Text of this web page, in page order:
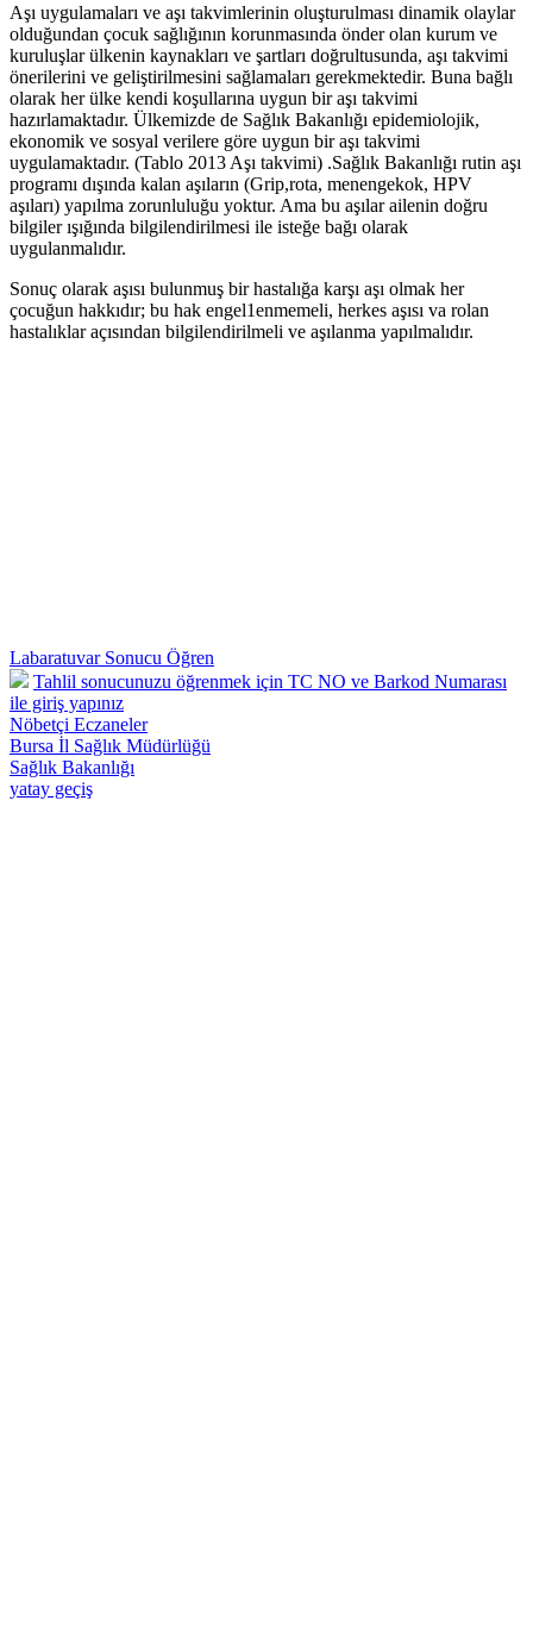
Aşı uygulamaları ve aşı takvimlerinin oluşturulması dinamik olaylar
olduğundan çocuk sağlığının korunmasında önder olan kurum ve
kuruluşlar ülkenin kaynakları ve şartları doğrultusunda, aşı takvimi
önerilerini ve geliştirilmesini sağlamaları gerekmektedir. Buna bağlı
olarak her ülke kendi koşullarına uygun bir aşı takvimi
hazırlamaktadır. Ülkemizde de Sağlık Bakanlığı epidemiolojik,
ekonomik ve sosyal verilere göre uygun bir aşı takvimi
uygulamaktadır. (Tablo 2013 Aşı takvimi) .Sağlık Bakanlığı rutin aşı
programı dışında kalan aşıların (Grip,rota, menengekok, HPV
aşıları) yapılma zorunluluğu yoktur. Ama bu aşılar ailenin doğru
bilgiler ışığında bilgilendirilmesi ile isteğe bağı olarak
uygulanmalıdır.
Sonuç olarak aşısı bulunmuş bir hastalığa karşı aşı olmak her
çocuğun hakkıdır; bu hak engel1enmemeli, herkes aşısı va rolan
hastalıklar açısından bilgilendirilmeli ve aşılanma yapılmalıdır.
Labaratuvar Sonucu Öğren
Tahlil sonucunuzu öğrenmek için TC NO ve Barkod Numarası
ile giriş yapınız
Nöbetçi Eczaneler
Bursa İl Sağlık Müdürlüğü
Sağlık Bakanlığı
yatay geçiş